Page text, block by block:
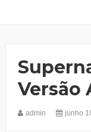
Versão
admin junho